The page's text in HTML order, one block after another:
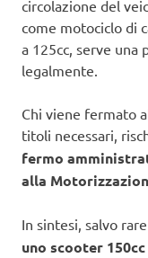
circolazione del
come motociclo di
a 125cc, serve
legalmente.
Chi viene fermato
titoli necessari,
fermo
alla
In sintesi, salvo
uno scooter